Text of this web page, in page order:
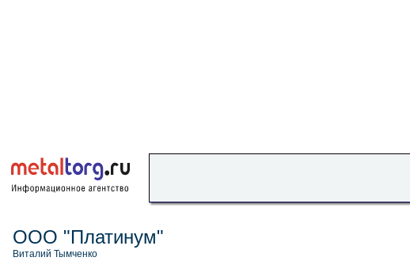
ООО "Платинум"
Виталий Тымченко